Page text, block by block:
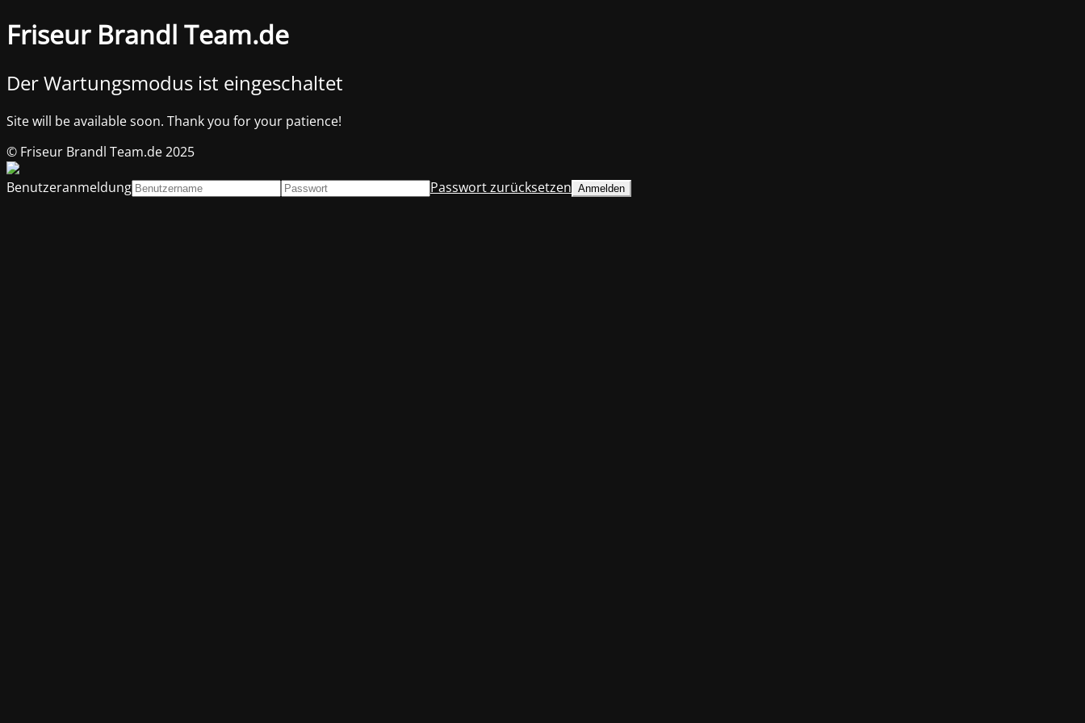
Friseur Brandl Team.de
Der Wartungsmodus ist eingeschaltet
Site will be available soon. Thank you for your patience!
© Friseur Brandl Team.de 2025
Benutzeranmeldung
Passwort zurücksetzen